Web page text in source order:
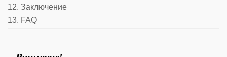
Заключение
FAQ